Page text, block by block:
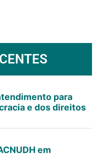
para
e dos direitos
em